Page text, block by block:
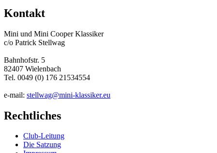
Kontakt
Mini und Mini Cooper Klassiker
c/o Patrick Stellwag
Bahnhofstr. 5
82407 Wielenbach
Tel. 0049 (0) 176 21534554
e-mail: stellwag@mini-klassiker.eu
Rechtliches
Club-Leitung
Die Satzung